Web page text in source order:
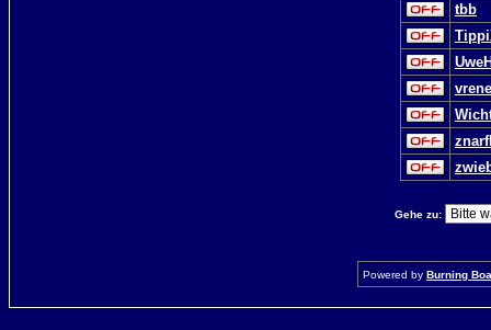
tbb
Gehe zu:
Powered by Burning